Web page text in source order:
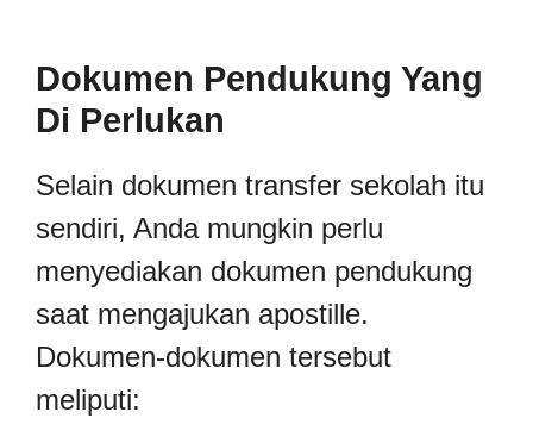
Dokumen Pendukung Yang
Di Perlukan
Selain dokumen transfer sekolah itu
sendiri, Anda mungkin perlu
menyediakan dokumen pendukung
saat mengajukan apostille.
Dokumen-dokumen tersebut
meliputi: